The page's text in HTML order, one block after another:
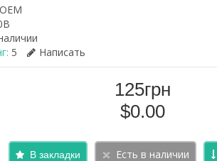
OEM
5 Написать
125грн
$0.00
В закладки